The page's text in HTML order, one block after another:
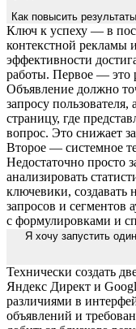
Как повысить
Ключ к успеху — в
контекстной рекламы
эффективности
работы. Первое — это
Объявление должно
запросу
страницу, где
вопрос. Это снижает
Второе — системное
Недостаточно просто
анализировать
ключевики, создавать
запросов и сегментов
с формулировками и
Я хочу запустить
Технически создать
Яндекс Директ и
различиями в
объявлений и